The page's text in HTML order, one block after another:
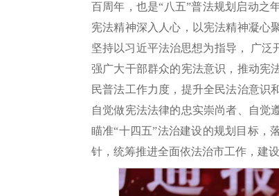
百周年，也是“八五”普法规划启动之
宪法精神深入人心，以宪法精神凝心
坚持以习近平法治思想为指导， 广泛
强广大干部群众的宪法意识，推动宪
民普法工作力度，提升全民法治意识
自觉做宪法法律的忠实崇尚者、自觉
瞄准“十四五”法治建设的规划目标，
针，统筹推进全面依法治市工作，建